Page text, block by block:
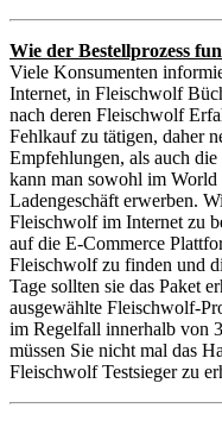
Wie der Bestellprozess
Viele Konsumenten
Internet, in Fleischwolf
nach deren Fleischwolf
Fehlkauf zu tätigen, daher
Empfehlungen, als auch
kann man sowohl im World
Ladengeschäft erwerben.
Fleischwolf im Internet zu
auf die E-Commerce
Fleischwolf zu finden und
Tage sollten sie das Paket
ausgewählte Fleischwolf-
im Regelfall innerhalb von
müssen Sie nicht mal das
Fleischwolf Testsieger zu